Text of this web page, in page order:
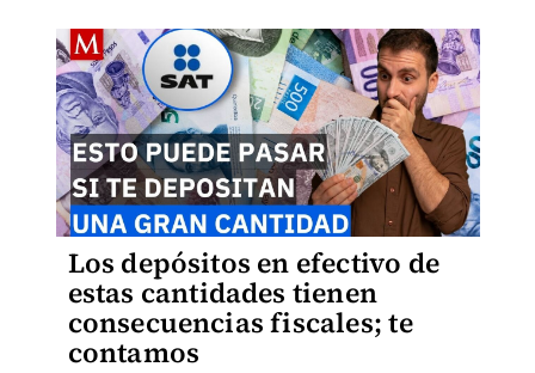
Los depósitos en efectivo de
estas cantidades tienen
consecuencias fiscales; te
contamos